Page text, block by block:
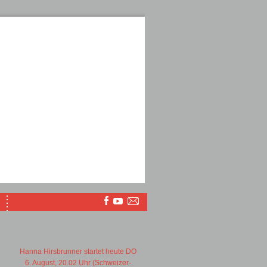
Hanna Hirsbrunner startet heute DO
6. August, 20.02 Uhr (Schweizer-